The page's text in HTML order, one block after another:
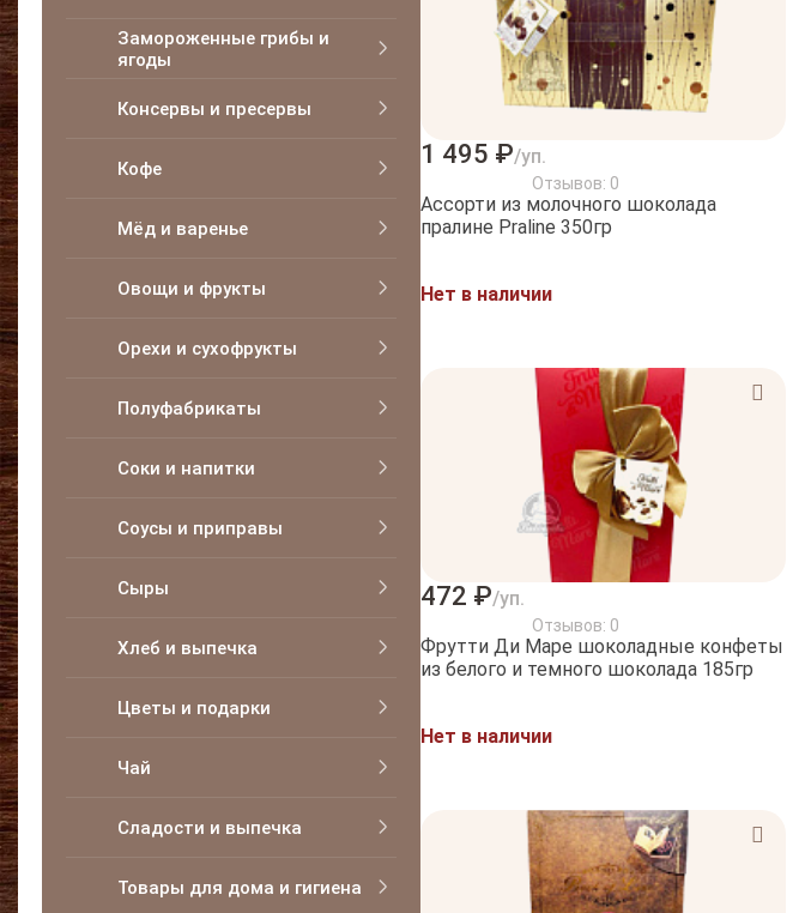
Замороженные грибы и
ягоды
Консервы и пресервы
Кофе
Мёд и варенье
Овощи и фрукты
Орехи и сухофрукты
Полуфабрикаты
Соки и напитки
Соусы и приправы
Сыры
Хлеб и выпечка
Цветы и подарки
Чай
Сладости и выпечка
Товары для дома и гигиена
1 495 ₽/уп.
Отзывов: 0
Ассорти из молочного шоколада
пралине Praline 350гр
Нет в наличии
472 ₽/уп.
Отзывов: 0
Фрутти Ди Маре шоколадные конфеты
из белого и темного шоколада 185гр
Нет в наличии